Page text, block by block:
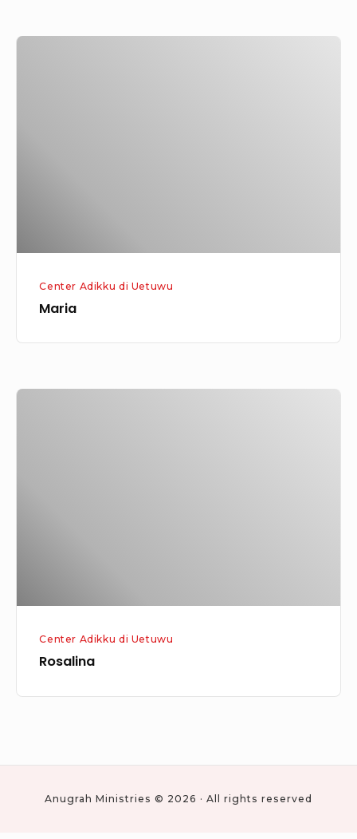
Center Adikku di Uetuwu
Maria
Center Adikku di Uetuwu
Rosalina
Anugrah Ministries © 2026 · All rights reserved